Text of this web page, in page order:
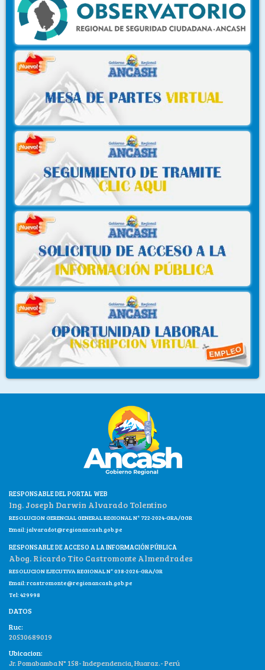
RESPONSABLE DEL PORTAL WEB
Ing. Joseph Darwin Alvarado Tolentino
RESOLUCION GERENCIAL GENERAL REGIONAL N° 722-2024-GRA/GGR
Email:jalvaradot@regionancash.gob.pe
RESPONSABLE DE ACCESO A LA INFORMACIÓN PÚBLICA
Abog. Ricardo Tito Castromonte Almendrades
RESOLUCION EJECUTIVA REGIONAL N° 038-2026-GRA/GR
Email:rcastromonte@regionancash.gob.pe
Tel: 429998
DATOS
Ruc:
20530689019
Ubicacion:
Jr. Pomabamba N° 158- Independencia, Huaraz.- Perú